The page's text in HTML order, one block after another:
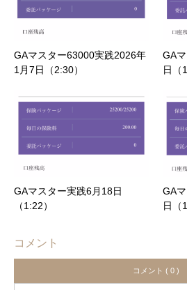
GAマスター63000実践2026年
1月7日（2:30）
GA
日（
GAマスター実践6月18日
（1:22）
GA
日（
コメント
コメント ( 0 )